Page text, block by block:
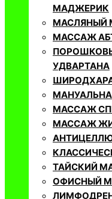
МАДЖЕРИК
МАСЛЯНЫЙ
МАССАЖ
УДВАРТАНА
МАССАЖ
МАССАЖ
ТАЙСКИЙ
ОФИСНЫЙ